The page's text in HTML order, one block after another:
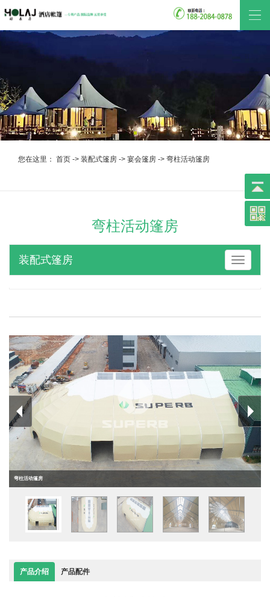
您在这里： 首页 -> 装配式篷房 -> 宴会篷房 -> 弯柱活动篷房
弯柱活动篷房
装配式篷房
装配式篷房
弯柱活动篷房
产品介绍 产品配件